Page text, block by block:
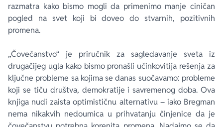
razmatra kako bismo mogli da primenimo manje ciničan
pogled na svet koji bi doveo do stvarnih, pozitivnih
promena.
„Čovečanstvo“ je priručnik za sagledavanje sveta iz
drugačijeg ugla kako bismo pronašli učinkovitija rešenja za
ključne probleme sa kojima se danas suočavamo: probleme
koji se tiču društva, demokratije i savremenog doba. Ova
knjiga nudi zaista optimističnu alternativu – iako Bregman
nema nikakvih nedoumica u prihvatanju činjenice da je